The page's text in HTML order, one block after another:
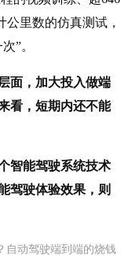
里数的仿真测试，
”。
面，加大投入做端
看，短期内还不能
智能驾驶系统技术
驾驶体验效果，则
自动驾驶端到端的烧钱